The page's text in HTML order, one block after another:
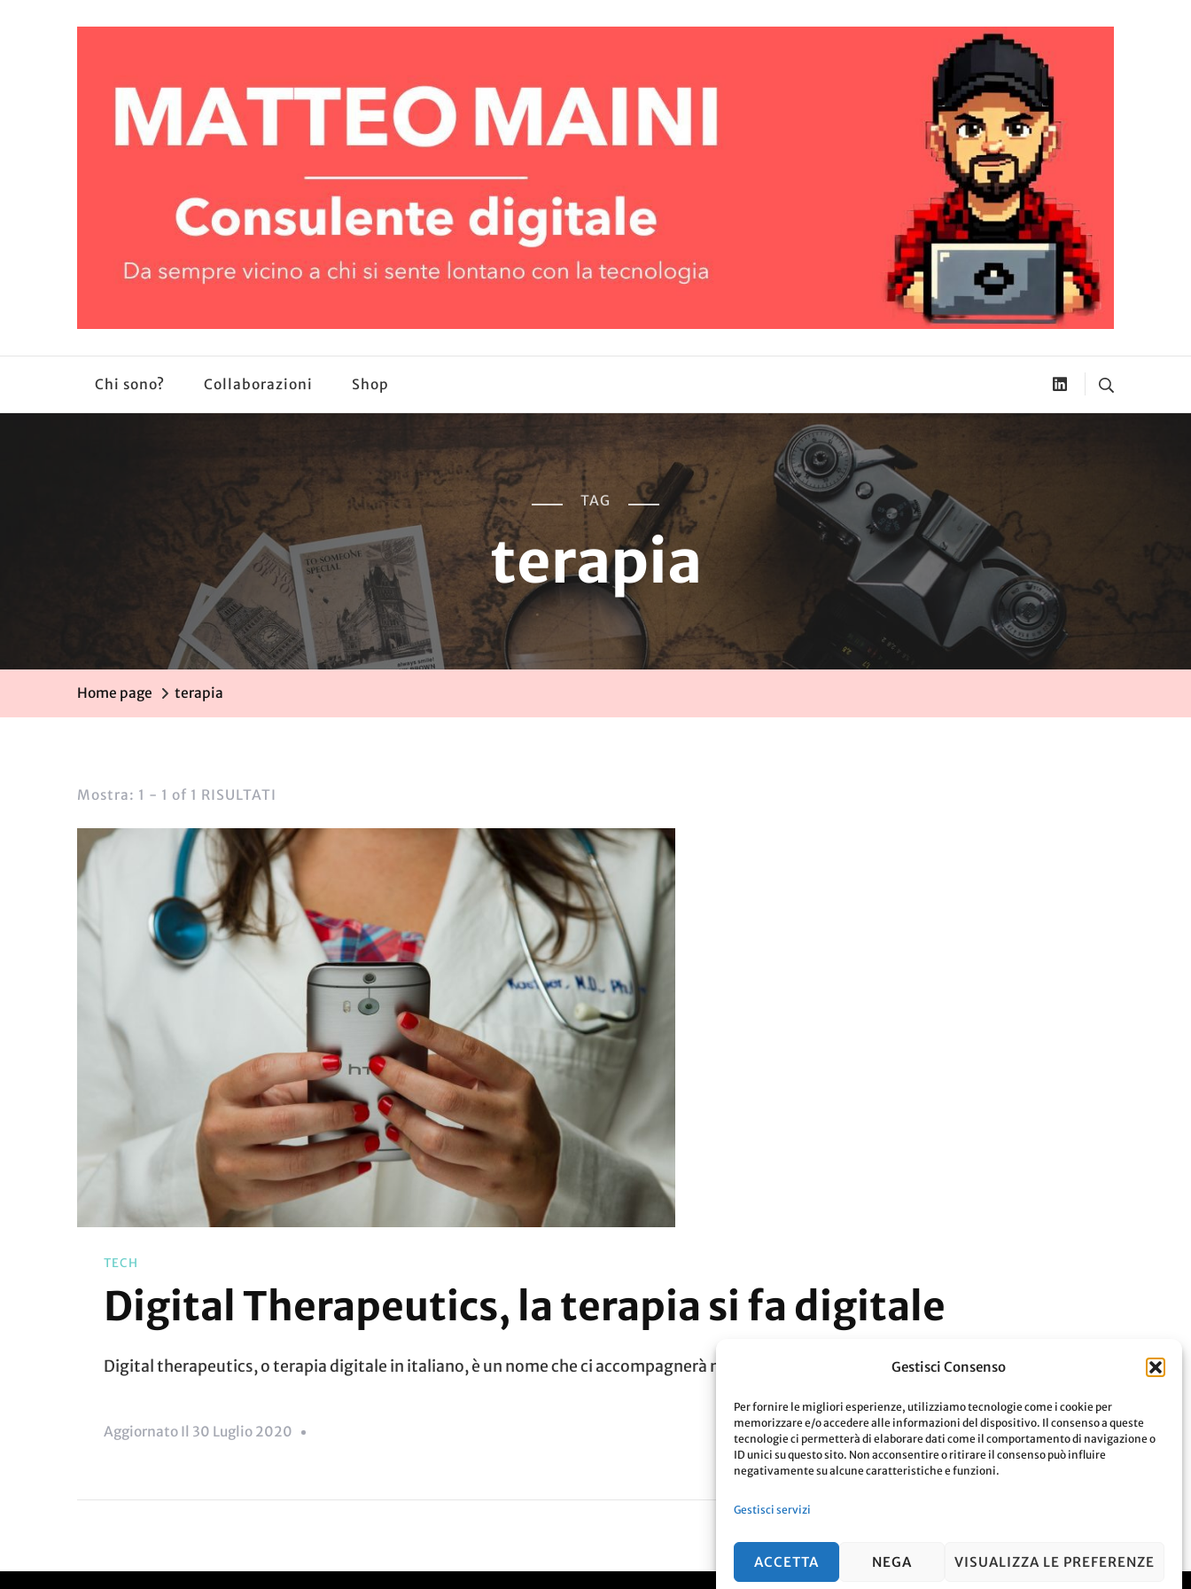
Gestisci Consenso
Per fornire le migliori esperienze, utilizziamo tecnologie come i cookie per
memorizzare e/o accedere alle informazioni del dispositivo. Il consenso a queste
tecnologie ci permetterà di elaborare dati come il comportamento di navigazione o
ID unici su questo sito. Non acconsentire o ritirare il consenso può influire
negativamente su alcune caratteristiche e funzioni.
Gestisci servizi
ACCETTA NEGA VISUALIZZA LE PREFERENZE
Chi sono? Collaborazioni Shop
TAG
terapia
Home page terapia
Mostra: 1 - 1 of 1 RISULTATI
TECH
Digital Therapeutics, la terapia si fa digitale
Digital therapeutics, o terapia digitale in italiano, è un nome che ci accompagnerà nel prossimo futuro. Vediamo cosa riguarda.
Aggiornato Il 30 Luglio 2020 Leggi